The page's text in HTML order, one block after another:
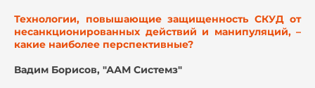
Технологии, повышающие защищенность СКУД от
несанкционированных действий и манипуляций, –
какие наиболее перспективные?
Вадим Борисов, "ААМ Системз"